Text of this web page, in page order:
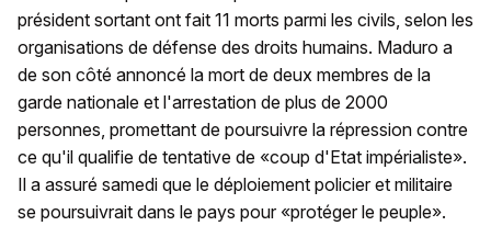
président sortant ont fait 11 morts parmi les civils, selon les
organisations de défense des droits humains. Maduro a
de son côté annoncé la mort de deux membres de la
garde nationale et l'arrestation de plus de 2000
personnes, promettant de poursuivre la répression contre
ce qu'il qualifie de tentative de «coup d'Etat impérialiste».
Il a assuré samedi que le déploiement policier et militaire
se poursuivrait dans le pays pour «protéger le peuple».